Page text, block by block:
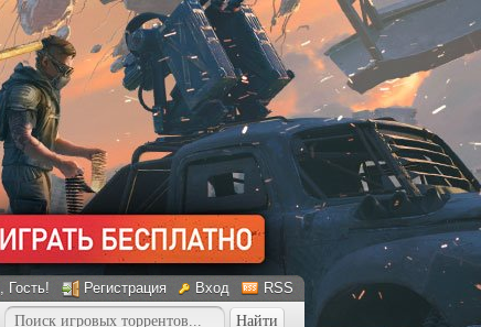
, Гость! Регистрация Вход RSS